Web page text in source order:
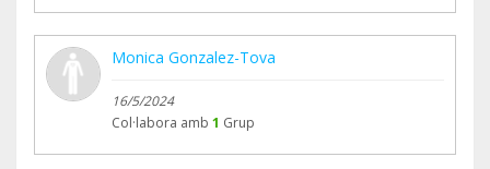
Monica Gonzalez-Tova
16/5/2024
Col·labora amb 1 Grup